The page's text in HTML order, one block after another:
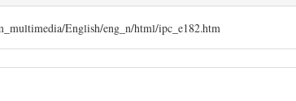
English/eng_n/html/ipc_e182.htm